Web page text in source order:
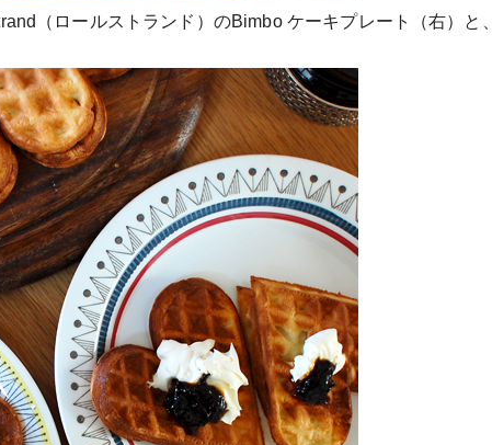
（ロールストランド）のBimbo ケーキプレート（右）と、